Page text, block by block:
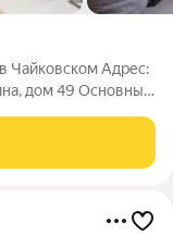
Чайковском Адрес:
дом 49 Основные
для